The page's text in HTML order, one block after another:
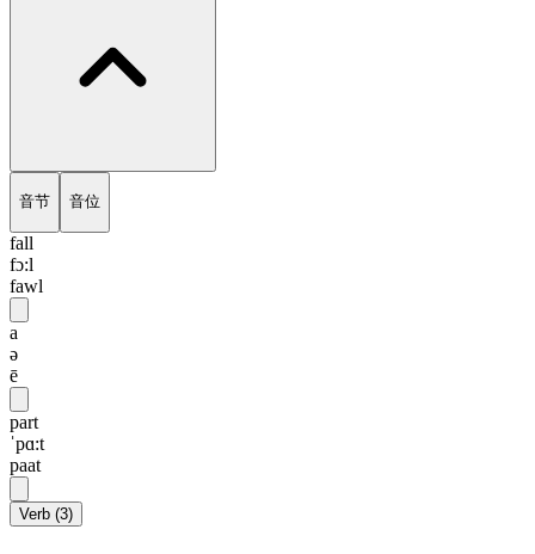
音节 音位
fall
fɔ:l
fawl
a
ə
ē
part
ˈpɑ:t
paat
Verb (3)